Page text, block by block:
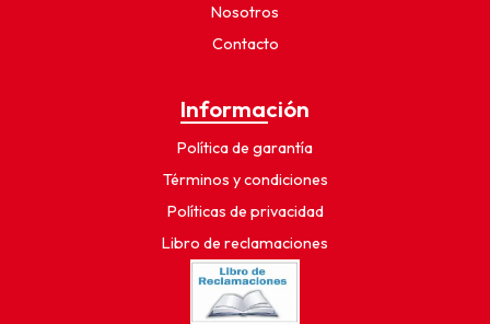
Nosotros
Contacto
Información
Política de garantía
Términos y condiciones
Políticas de privacidad
Libro de reclamaciones